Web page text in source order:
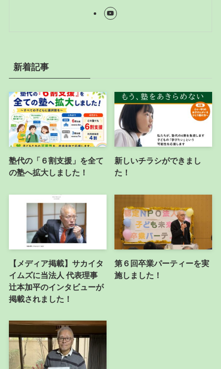
新着記事
塾代の「６割支援」を全て
の塾へ拡大しました！
新しいチラシができまし
た！
【メディア掲載】サカイタ
イムズに当法人 代表理事
辻本加平のインタビューが
掲載されました！
第６回卒業パーティーを実
施しました！